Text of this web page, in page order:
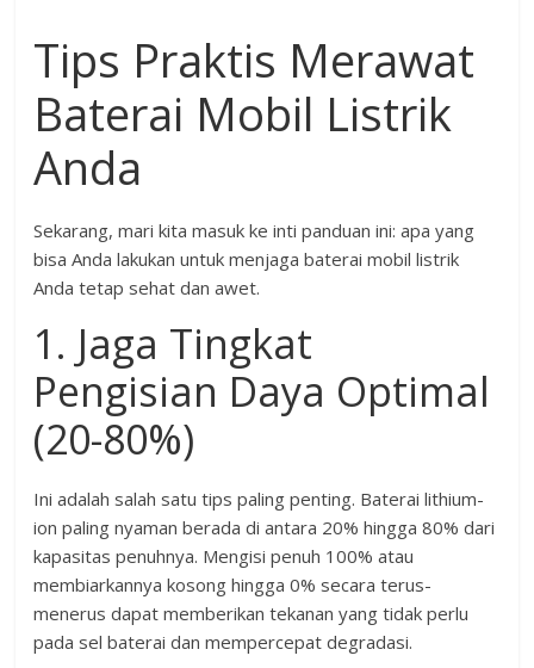
Tips Praktis Merawat
Baterai Mobil Listrik
Anda
Sekarang, mari kita masuk ke inti panduan ini: apa yang
bisa Anda lakukan untuk menjaga baterai mobil listrik
Anda tetap sehat dan awet.
1. Jaga Tingkat
Pengisian Daya Optimal
(20-80%)
Ini adalah salah satu tips paling penting. Baterai lithium-
ion paling nyaman berada di antara 20% hingga 80% dari
kapasitas penuhnya. Mengisi penuh 100% atau
membiarkannya kosong hingga 0% secara terus-
menerus dapat memberikan tekanan yang tidak perlu
pada sel baterai dan mempercepat degradasi.